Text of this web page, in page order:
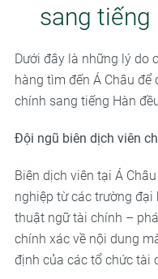
sang tiếng
Dưới đây là những lý do
hàng tìm đến Á Châu
chính sang tiếng Hàn
Đội ngũ biên dịch viên
Biên dịch viên tại Á
nghiệp từ các trường
thuật ngữ tài chính –
chính xác về nội dung
định của các tổ chức tài